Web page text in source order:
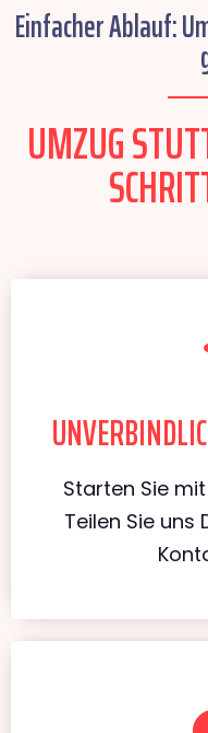
Einfacher Ablauf:
UMZUG
Starten Sie
Teilen Sie uns